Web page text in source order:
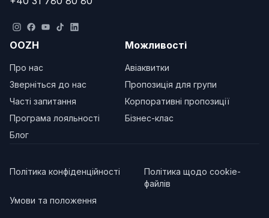
OOZH
Про нас
Зверніться до нас
Часті запитання
Програма лояльності
Блог
Можливості
Авіаквитки
Пропозиція для групи
Корпоративні пропозиції
Бізнес-клас
Політика конфіденційності
Політика щодо cookie-
файлів
Умови та положення